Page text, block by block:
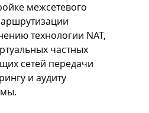
межсетевого
технологии NAT,
частных
сетей передачи
и аудиту